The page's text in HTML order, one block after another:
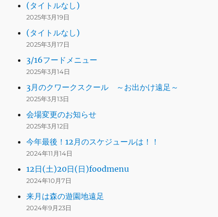
(タイトルなし)
2025年3月19日
(タイトルなし)
2025年3月17日
3/16フードメニュー
2025年3月14日
3月のクワークスクール ～お出かけ遠足～
2025年3月13日
会場変更のお知らせ
2025年3月12日
今年最後！12月のスケジュールは！！
2024年11月14日
12日(土)20日(日)foodmenu
2024年10月7日
来月は森の遊園地遠足
2024年9月23日